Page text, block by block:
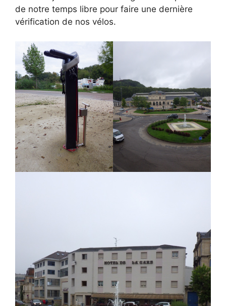
de notre temps libre pour faire une dernière
vérification de nos vélos.